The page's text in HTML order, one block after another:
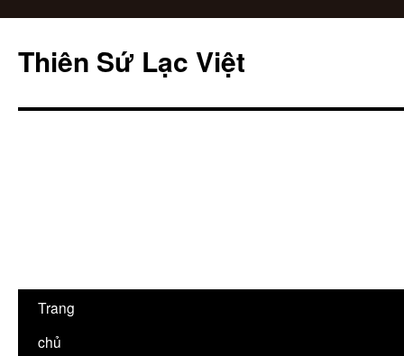
Thiên Sứ Lạc Việt
Chuyển
đến
Trang
chủ